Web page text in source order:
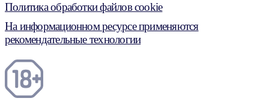
Политика обработки файлов cookie
На информационном ресурсе применяются
рекомендательные технологии